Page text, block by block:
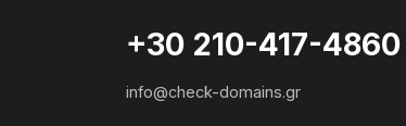
+30 210-417-4860
info@check-domains.gr